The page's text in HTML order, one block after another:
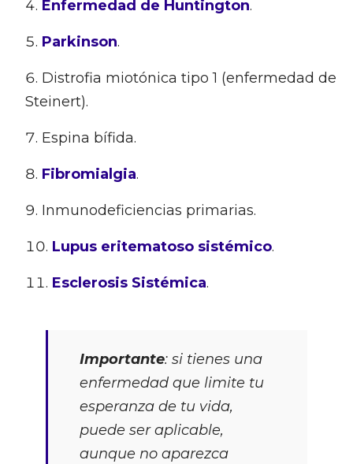
Enfermedad de Huntington.
Parkinson.
Distrofia miotónica tipo 1 (enfermedad de
Steinert).
Espina bífida.
Fibromialgia.
Inmunodeficiencias primarias.
Lupus eritematoso sistémico.
Esclerosis Sistémica.
Importante: si tienes una
enfermedad que limite tu
esperanza de tu vida,
puede ser aplicable,
aunque no aparezca